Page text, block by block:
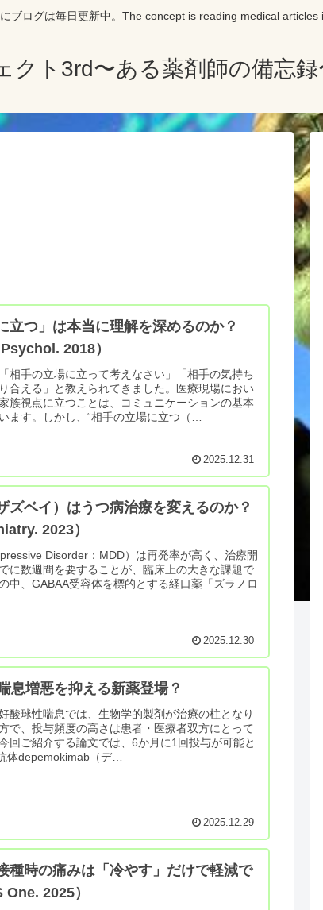
ブログは毎日更新中。The concept is reading medical
クト3rd〜ある薬剤師の備忘録
立つ」は本当に理解を深めるのか？
2018）
相手の立場に立って考えなさい」「相手の気持ち
合える」と教えられてきました。医療現場におい
族視点に立つことは、コミュニケーションの基本
ます。しかし、“相手の立場に立つ（…
2025.12.31
ズベイ）はうつ病治療を変えるのか？
2023）
Disorder：MDD）は再発率が高く、治療開
に数週間を要することが、臨床上の大きな課題で
中、GABAA受容体を標的とする経口薬「ズラノロ
2025.12.30
息増悪を抑える新薬登場？
酸球性喘息では、生物学的製剤が治療の柱となり
で、投与頻度の高さは患者・医療者双方にとって
回ご紹介する論文では、6か月に1回投与が可能と
体depemokimab（デ…
2025.12.29
種時の痛みは「冷やす」だけで軽減で
2025）